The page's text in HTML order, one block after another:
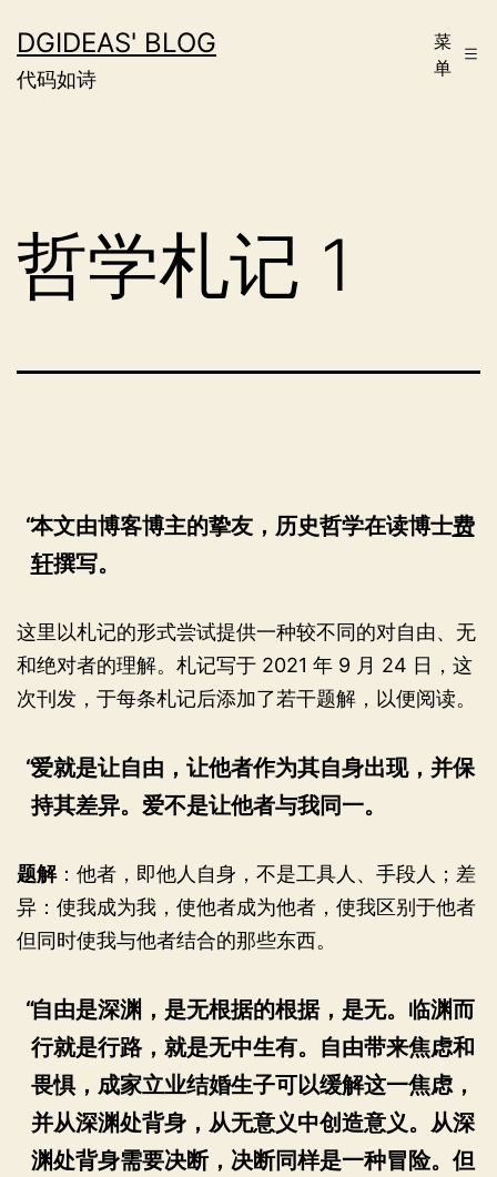
至
内
DGIDEAS' BLOG
代码如诗
菜
单
哲学札记 1
本文由博客博主的挚友，历史哲学在读博士费
轩撰写。
这里以札记的形式尝试提供一种较不同的对自由、无
和绝对者的理解。札记写于 2021 年 9 月 24 日，这
次刊发，于每条札记后添加了若干题解，以便阅读。
爱就是让自由，让他者作为其自身出现，并保
持其差异。爱不是让他者与我同一。
题解：他者，即他人自身，不是工具人、手段人；差
异：使我成为我，使他者成为他者，使我区别于他者
但同时使我与他者结合的那些东西。
自由是深渊，是无根据的根据，是无。临渊而
行就是行路，就是无中生有。自由带来焦虑和
畏惧，成家立业结婚生子可以缓解这一焦虑，
并从深渊处背身，从无意义中创造意义。从深
渊处背身需要决断，决断同样是一种冒险。但